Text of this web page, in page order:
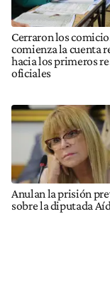
Cerraron los
comienza la cuenta
hacia los primeros
oficiales
Anulan la prisión
sobre la diputada